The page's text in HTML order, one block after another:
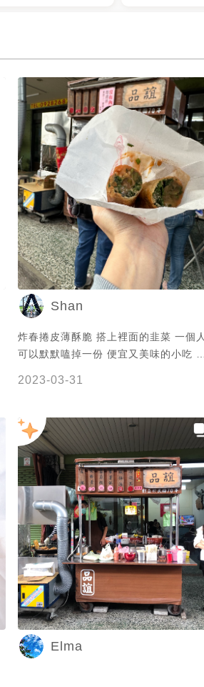
Shan
炸春捲皮薄酥脆 搭上裡面的韭菜 一個人
可以默默嗑掉一份 便宜又美味的小吃 來
2023-03-31
Elma